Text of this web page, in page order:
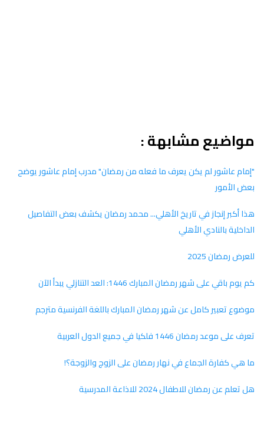
مواضيع مشابهة :
"إمام عاشور لم يكن يعرف ما فعله من رمضان" مدرب إمام عاشور يوضح
بعض الأمور
هذا أكبر إنجاز في تاريخ الأهلي... محمد رمضان يكشف بعض التفاصيل
الداخلية بالنادي الأهلي
للعرض رمضان 2025
كم يوم باقي على شهر رمضان المبارك 1446: العد التنازلي يبدأ الآن
موضوع تعبير كامل عن شهر رمضان المبارك باللغة الفرنسية مترجم
تعرف على موعد رمضان 1446 فلكيا في جميع الدول العربية
ما هي كفارة الجماع في نهار رمضان على الزوج والزوجة؟!
هل تعلم عن رمضان للاطفال 2024 للاذاعة المدرسية